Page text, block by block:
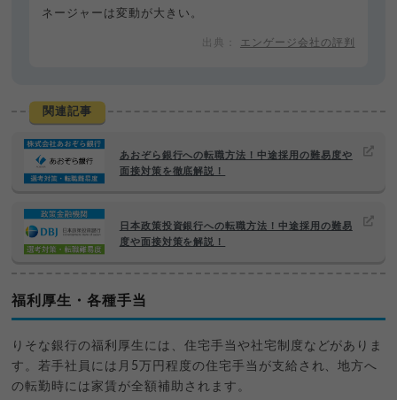
ネージャーは変動が大きい。
エンゲージ会社の評判
関連記事
あおぞら銀行への転職方法！中途採用の難易度や
面接対策を徹底解説！
日本政策投資銀行への転職方法！中途採用の難易
度や面接対策を解説！
福利厚生・各種手当
りそな銀行の福利厚生には、住宅手当や社宅制度などがありま
す。若手社員には月5万円程度の住宅手当が支給され、地方へ
の転勤時には家賃が全額補助されます。